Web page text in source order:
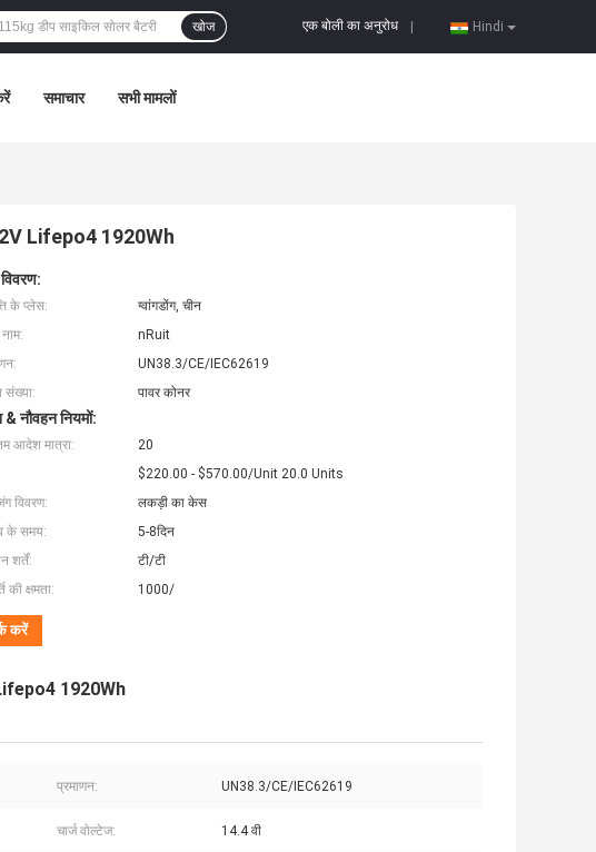
Hindi
एक बोली का अनुरोध
खोज
समाचार सभी मामलों
Lifepo4 1920Wh
के प्लेस:
ग्वांगडोंग, चीन
nRuit
UN38.3/CE/IEC62619
संख्या:
पावर कोनर
& नौवहन नियमों:
आदेश मात्रा:
20
$220.00 - $570.00/Unit 20.0 Units
विवरण:
लकड़ी का केस
के समय:
5-8दिन
शर्तें:
टी/टी
की क्षमता:
1000/
करें
Lifepo4 1920Wh
प्रमाणन: UN38.3/CE/IEC62619
चार्ज वोल्टेज: 14.4 वी